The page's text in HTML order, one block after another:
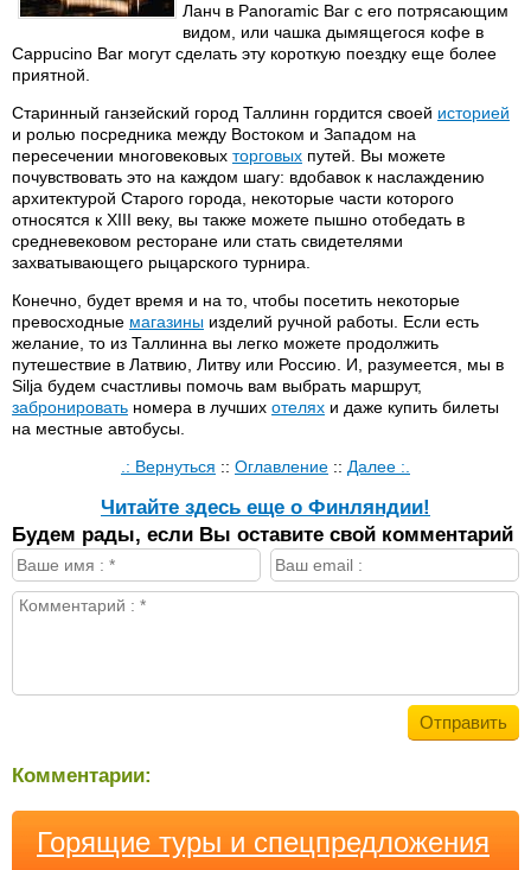
Ланч в Panoramic Bar с его потрясающим
видом, или чашка дымящегося кофе в
Cappucino Ваr могут сделать эту короткую поездку еще более
приятной.
Старинный ганзейский город Таллинн гордится своей историей
и ролью посредника между Востоком и Западом на
пересечении многовековых торговых путей. Вы можете
почувствовать это на каждом шагу: вдобавок к наслаждению
архитектурой Старого города, некоторые части которого
относятся к XIII веку, вы также можете пышно отобедать в
средневековом ресторане или стать свидетелями
захватывающего рыцарского турнира.
Конечно, будет время и на то, чтобы посетить некоторые
превосходные магазины изделий ручной работы. Если есть
желание, то из Таллинна вы легко можете продолжить
путешествие в Латвию, Литву или Россию. И, разумеется, мы в
Silja будем счастливы помочь вам выбрать маршрут,
забронировать номера в лучших отелях и даже купить билеты
на местные автобусы.
.: Вернуться :: Оглавление :: Далее :.
Читайте здесь еще о Финляндии!
Будем рады, если Вы оставите свой комментарий
Комментарии:
Горящие туры и спецпредложения